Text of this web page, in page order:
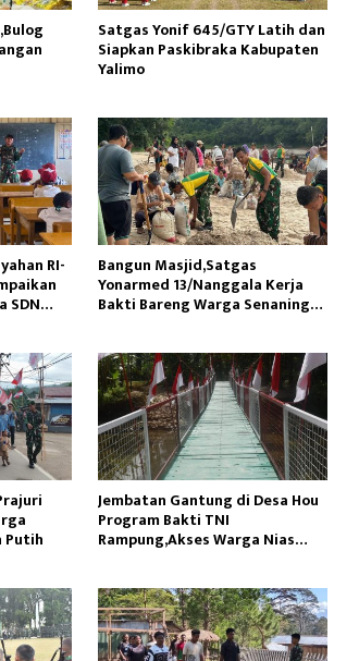
Satgas Yonif 645/GTY Latih dan
Siapkan Paskibraka Kabupaten
Yalimo
RI-
SDN
Bangun Masjid,Satgas
Yonarmed 13/Nanggala Kerja
Bakti Bareng Warga Senaning
Putih
Jembatan Gantung di Desa Hou
Program Bakti TNI
Rampung,Akses Warga Nias